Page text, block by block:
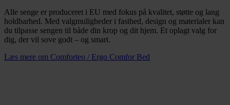
Alle senge er produceret i EU med fokus på kvalitet, støtte og lang
holdbarhed. Med valgmuligheder i fasthed, design og materialer kan
du tilpasse sengen til både din krop og dit hjem. Et oplagt valg for
dig, der vil sove godt – og smart.
Læs mere om Comforteo / Ergo Comfor Bed